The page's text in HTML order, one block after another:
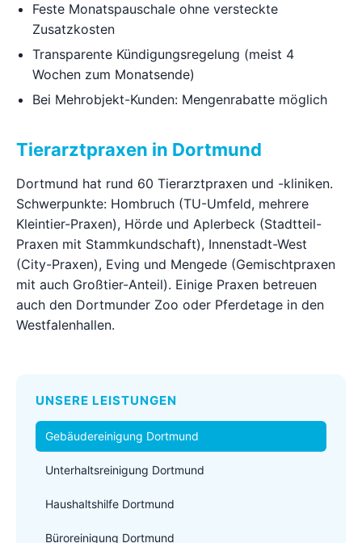
Feste Monatspauschale ohne versteckte
Zusatzkosten
Transparente Kündigungsregelung (meist 4
Wochen zum Monatsende)
Bei Mehrobjekt-Kunden: Mengenrabatte möglich
Tierarztpraxen in Dortmund
Dortmund hat rund 60 Tierarztpraxen und -kliniken.
Schwerpunkte: Hombruch (TU-Umfeld, mehrere
Kleintier-Praxen), Hörde und Aplerbeck (Stadtteil-
Praxen mit Stammkundschaft), Innenstadt-West
(City-Praxen), Eving und Mengede (Gemischtpraxen
mit auch Großtier-Anteil). Einige Praxen betreuen
auch den Dortmunder Zoo oder Pferdetage in den
Westfalenhallen.
UNSERE LEISTUNGEN
Gebäudereinigung Dortmund
Unterhaltsreinigung Dortmund
Haushaltshilfe Dortmund
Büroreinigung Dortmund